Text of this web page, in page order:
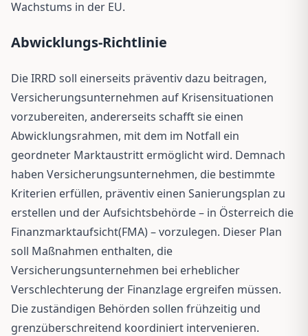
Wachstums in der EU.
Abwicklungs-Richtlinie
Die IRRD soll einerseits präventiv dazu beitragen,
Versicherungsunternehmen auf Krisensituationen
vorzubereiten, andererseits schafft sie einen
Abwicklungsrahmen, mit dem im Notfall ein
geordneter Marktaustritt ermöglicht wird. Demnach
haben Versicherungsunternehmen, die bestimmte
Kriterien erfüllen, präventiv einen Sanierungsplan zu
erstellen und der Aufsichtsbehörde – in Österreich die
Finanzmarktaufsicht(FMA) – vorzulegen. Dieser Plan
soll Maßnahmen enthalten, die
Versicherungsunternehmen bei erheblicher
Verschlechterung der Finanzlage ergreifen müssen.
Die zuständigen Behörden sollen frühzeitig und
grenzüberschreitend koordiniert intervenieren.